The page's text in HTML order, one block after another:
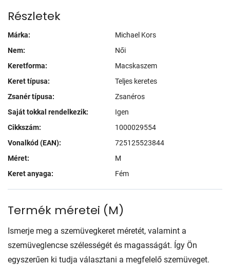
Részletek
Márka:
Michael Kors
Nem:
Női
Keretforma:
Macskaszem
Keret típusa:
Teljes keretes
Zsanér típusa:
Zsanéros
Saját tokkal rendelkezik:
Igen
Cikkszám:
1000029554
Vonalkód (EAN):
725125523844
Méret:
M
Keret anyaga:
Fém
Termék méretei (M)
Ismerje meg a szemüvegkeret méretét, valamint a
szemüveglencse szélességét és magasságát. Így Ön
egyszerűen ki tudja választani a megfelelő szemüveget.